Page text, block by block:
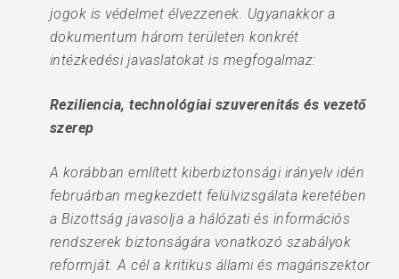
jogok is védelmet élvezzenek. Ugyanakkor a
dokumentum három területen konkrét
intézkedési javaslatokat is megfogalmaz:
Reziliencia, technológiai szuverenitás és vezető
szerep
A korábban említett kiberbiztonsági irányelv idén
februárban megkezdett felülvizsgálata keretében
a Bizottság javasolja a hálózati és információs
rendszerek biztonságára vonatkozó szabályok
reformját. A cél a kritikus állami és magánszektor